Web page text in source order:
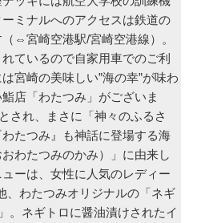
ミナルへのアクセスは鉄道の
⇔宮崎空港駅/宮崎空港線）。
ているので自家用車でのご利
宮崎の美味しい”海の幸”が味わ
店「わたつみ」がございま
され、まさに「神々のふるさ
たつみ』も神話に登場する海
わたつみのかみ）」に由来し
ーは、女性に人気のレディー
、わたつみオリジナルの「ネギ
。ネギトロに醤油漬けされたイ